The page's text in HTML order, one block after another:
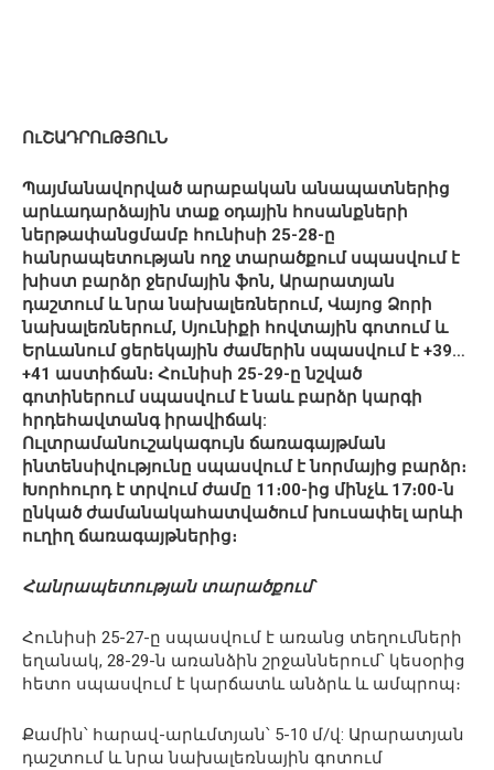
ՈւՇԱԴՐՈւԹՅՈւՆ
Պայմանավորված արաբական անապատներից
արևադարձային տաք օդային հոսանքների
ներթափանցմամբ հունիսի 25-28-ը
հանրապետության ողջ տարածքում սպասվում է
խիստ բարձր ջերմային ֆոն, Արարատյան
դաշտում և նրա նախալեռներում, Վայոց Ձորի
նախալեռներում, Սյունիքի հովտային գոտում և
Երևանում ցերեկային ժամերին սպասվում է +39…
+41 աստիճան։ Հունիսի 25-29-ը նշված
գոտիներում սպասվում է նաև բարձր կարգի
հրդեհավտանգ իրավիճակ:
Ուլտրամանուշակագույն ճառագայթման
ինտենսիվությունը սպասվում է նորմայից բարձր։
Խորհուրդ է տրվում ժամը 11։00-ից մինչև 17։00-ն
ընկած ժամանակահատվածում խուսափել արևի
ուղիղ ճառագայթներից։
Հանրապետության տարածքում`
Հունիսի 25-27-ը սպասվում է առանց տեղումների
եղանակ, 28-29-ն առանձին շրջաններում՝ կեսօրից
հետո սպասվում է կարճատև անձրև և ամպրոպ։
Քամին՝ հարավ-արևմտյան՝ 5-10 մ/վ: Արարատյան
դաշտում և նրա նախալեռնային գոտում